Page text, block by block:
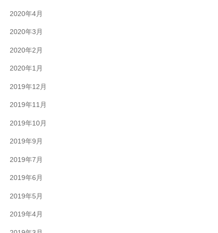
2020年4月
2020年3月
2020年2月
2020年1月
2019年12月
2019年11月
2019年10月
2019年9月
2019年7月
2019年6月
2019年5月
2019年4月